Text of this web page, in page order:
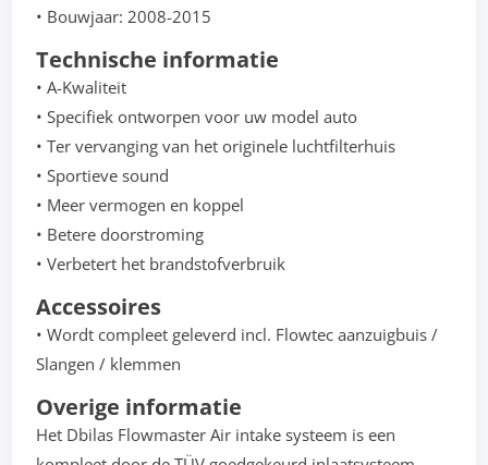
• Bouwjaar: 2008-2015
Technische informatie
• A-Kwaliteit
• Specifiek ontworpen voor uw model auto
• Ter vervanging van het originele luchtfilterhuis
• Sportieve sound
• Meer vermogen en koppel
• Betere doorstroming
• Verbetert het brandstofverbruik
Accessoires
• Wordt compleet geleverd incl. Flowtec aanzuigbuis /
Slangen / klemmen
Overige informatie
Het Dbilas Flowmaster Air intake systeem is een